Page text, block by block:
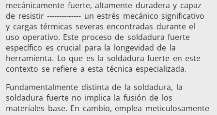
Ajuste por
contracción
mecánicamente fuerte, altamente duradera y capaz
de resistir -------------- un estrés mecánico significativo
y cargas térmicas severas encontradas durante el
uso operativo. Este proceso de soldadura fuerte
específico es crucial para la longevidad de la
herramienta. Lo que es la soldadura fuerte en este
contexto se refiere a esta técnica especializada.
Fundamentalmente distinta de la soldadura, la
soldadura fuerte no implica la fusión de los
materiales base. En cambio, emplea meticulosamente